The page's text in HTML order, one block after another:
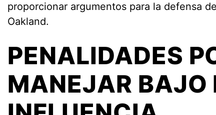
proporcionar argumentos para la defensa
Oakland.
PENALIDADES
MANEJAR BAJO